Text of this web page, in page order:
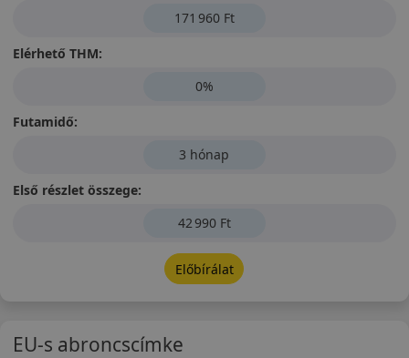
171 960 Ft
Elérhető THM:
0%
Futamidő:
3 hónap
Első részlet összege:
42 990 Ft
Előbírálat
EU-s abroncscímke